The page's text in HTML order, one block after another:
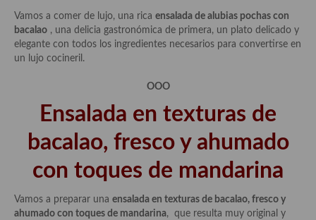
Vamos a comer de lujo, una rica ensalada de alubias pochas con
bacalao , una delicia gastronómica de primera, un plato delicado y
elegante con todos los ingredientes necesarios para convertirse en
un lujo cocineril.
OOO
Ensalada en texturas de
bacalao, fresco y ahumado
con toques de mandarina
Vamos a preparar una ensalada en texturas de bacalao, fresco y
ahumado con toques de mandarina, que resulta muy original y